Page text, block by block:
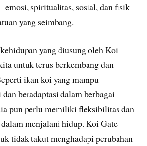
spiritualitas, sosial, dan fisik
yang seimbang.
yang diusung oleh Koi
untuk terus berkembang dan
ikan koi yang mampu
beradaptasi dalam berbagai
pun perlu memiliki fleksibilitas dan
menjalani hidup. Koi Gate
tidak takut menghadapi perubahan